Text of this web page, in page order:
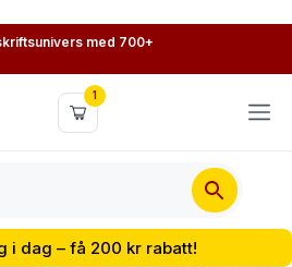
sjømat levert
med 700+
1
i dag – få 200 kr rabatt!